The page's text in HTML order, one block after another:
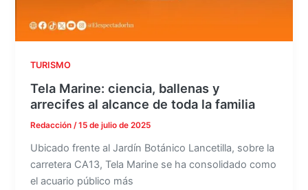
TURISMO
Tela Marine: ciencia, ballenas y
arrecifes al alcance de toda la familia
Redacción/15 de julio de 2025
Ubicado frente al Jardín Botánico Lancetilla, sobre la
carretera CA13, Tela Marine se ha consolidado como
el acuario público más